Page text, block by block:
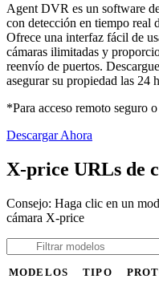
Agent DVR es un software
con detección en tiempo real
Ofrece una interfaz fácil de
cámaras ilimitadas y
reenvío de puertos.
asegurar su propiedad las 24
*Para acceso remoto seguro
Descargar Ahora
X-price URLs de
Consejo: Haga clic en un
cámara X-price
MODELOS TIPO